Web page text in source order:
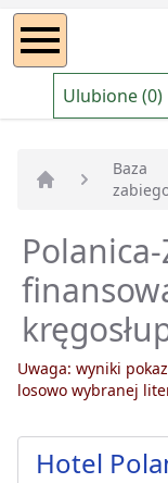
Ulubione (0)
Strona główna
Baza
Uwaga: wyniki
losowo wybranej
Hotel